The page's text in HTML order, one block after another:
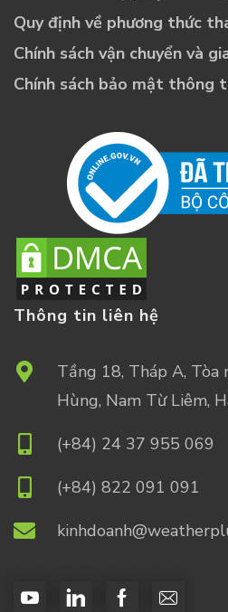
Quy định về phương thức
Chính sách vận chuyển và
Chính sách bảo mật thông
Thông tin liên hệ
Tầng 18, Tháp A, Tòa
Hùng, Nam Từ Liêm,
(+84) 24 37 955 069
(+84) 822 091 091